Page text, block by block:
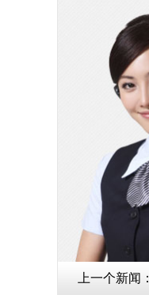
上一个新闻：